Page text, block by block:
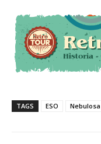
TAGS ESO